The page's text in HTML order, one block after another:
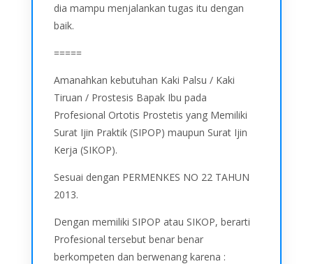
dia mampu menjalankan tugas itu dengan
baik.
=====
Amanahkan kebutuhan Kaki Palsu / Kaki
Tiruan / Prostesis Bapak Ibu pada
Profesional Ortotis Prostetis yang Memiliki
Surat Ijin Praktik (SIPOP) maupun Surat Ijin
Kerja (SIKOP).
Sesuai dengan PERMENKES NO 22 TAHUN
2013.
Dengan memiliki SIPOP atau SIKOP, berarti
Profesional tersebut benar benar
berkompeten dan berwenang karena :